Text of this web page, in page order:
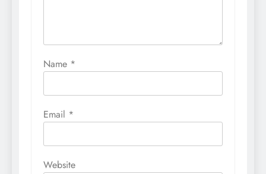
Name *
Email *
Website